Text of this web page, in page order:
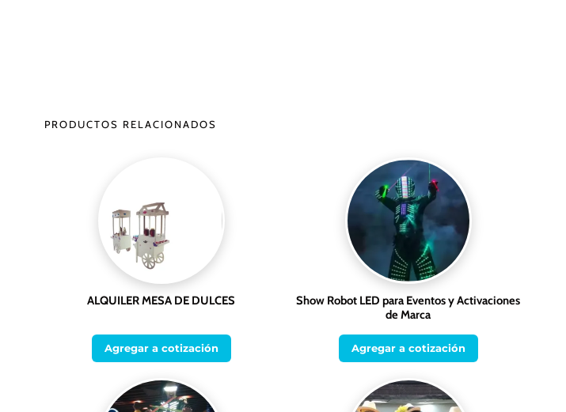
PRODUCTOS RELACIONADOS
ALQUILER MESA DE DULCES
Agregar a cotización
Show Robot LED para Eventos y Activaciones
de Marca
Agregar a cotización